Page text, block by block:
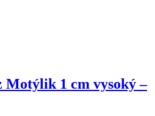
Motýlik 1 cm vysoký –